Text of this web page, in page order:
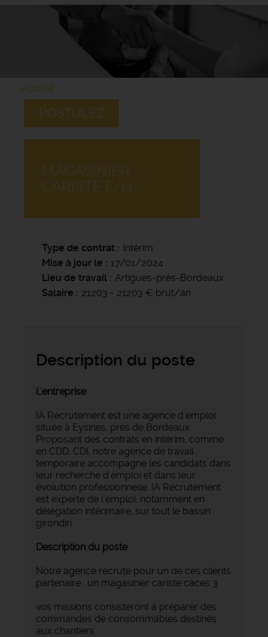
Accueil
POSTULEZ
MAGASINIER
CARISTE F/H
Type de contrat
Intérim
Mise à jour le
17/01/2024
Lieu de travail
Artigues-près-Bordeaux
Salaire
21203 - 21203 € brut/an
Description du poste
L'entreprise
IA Recrutement est une agence d'emploi
située à Eysines, près de Bordeaux.
Proposant des contrats en intérim, comme
en CDD, CDI, notre agence de travail
temporaire accompagne les candidats dans
leur recherche d'emploi et dans leur
évolution professionnelle. IA Recrutement
est experte de l'emploi, notamment en
délégation intérimaire, sur tout le bassin
girondin.
Description du poste
Notre agence recrute pour un de ces clients
partenaire , un magasinier cariste caces 3
vos missions consisteront à préparer des
commandes de consommables destinés
aux chantiers